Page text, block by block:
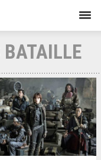
BATAILLE
Cinéma